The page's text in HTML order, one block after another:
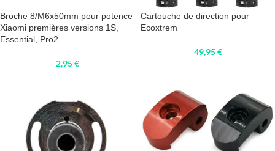
Broche 8/M6x50mm pour potence
Xiaomi premières versions 1S,
Essential, Pro2
2,95€
Cartouche de direction pour
Ecoxtrem
49,95€